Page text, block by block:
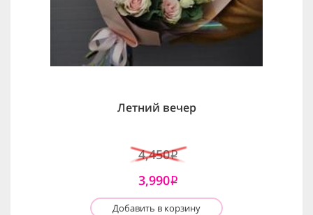
Летний вечер
4,450i
3,990i
Добавить в корзину